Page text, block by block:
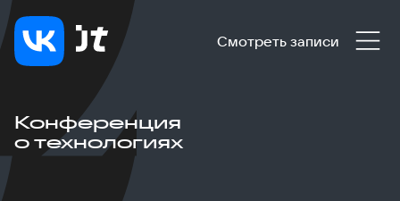
Смотреть записи
Конференция
о технологиях